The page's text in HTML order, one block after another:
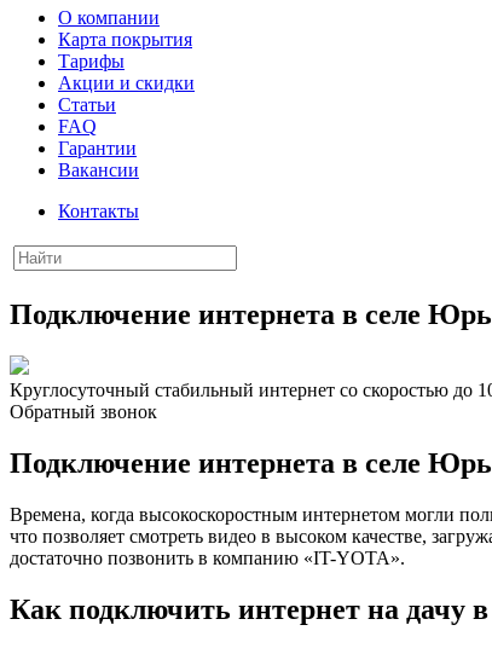
О компании
Карта покрытия
Тарифы
Акции и скидки
Статьи
FAQ
Гарантии
Вакансии
Контакты
Подключение интернета в селе
Круглосуточный стабильный интернет со скоростью до
Обратный звонок
Подключение интернета в селе
Времена, когда высокоскоростным интернетом могли
что позволяет смотреть видео в высоком качестве,
достаточно позвонить в компанию «IT-YOTA».
Как подключить интернет на дачу